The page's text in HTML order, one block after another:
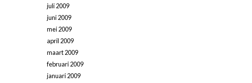
juli 2009
juni 2009
mei 2009
april 2009
maart 2009
februari 2009
januari 2009